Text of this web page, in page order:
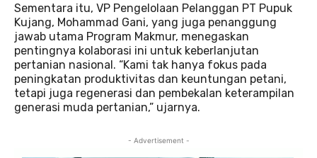
Sementara itu, VP Pengelolaan Pelanggan PT Pupuk
Kujang, Mohammad Gani, yang juga penanggung
jawab utama Program Makmur, menegaskan
pentingnya kolaborasi ini untuk keberlanjutan
pertanian nasional. “Kami tak hanya fokus pada
peningkatan produktivitas dan keuntungan petani,
tetapi juga regenerasi dan pembekalan keterampilan
generasi muda pertanian,” ujarnya.
- Advertisement -